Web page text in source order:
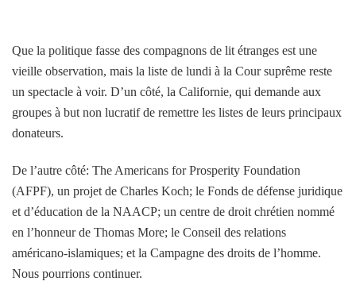
Que la politique fasse des compagnons de lit étranges est une
vieille observation, mais la liste de lundi à la Cour suprême reste
un spectacle à voir. D’un côté, la Californie, qui demande aux
groupes à but non lucratif de remettre les listes de leurs principaux
donateurs.
De l’autre côté: The Americans for Prosperity Foundation
(AFPF), un projet de Charles Koch; le Fonds de défense juridique
et d’éducation de la NAACP; un centre de droit chrétien nommé
en l’honneur de Thomas More; le Conseil des relations
américano-islamiques; et la Campagne des droits de l’homme.
Nous pourrions continuer.